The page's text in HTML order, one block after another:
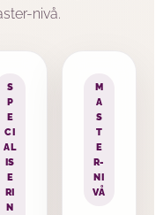
nivå.
S
P
E
CI
AL
IS
E
RI
N
M
A
S
T
E
R-
NI
VÅ